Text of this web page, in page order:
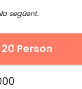
següent.
Person